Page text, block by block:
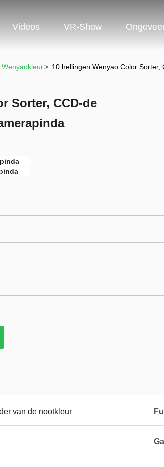
Videos VR-Show
Wenyaokleur> 10 hellingen Wenyao Color
Sorter, CCD-de
van de nootkleur